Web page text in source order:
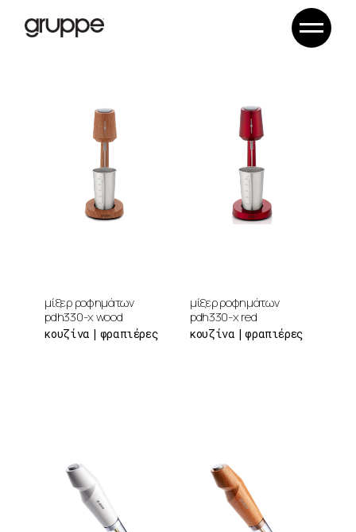
content
μίξερ ροφημάτων
pdh330-x wood
κουζίνα φραπιέρες
μίξερ ροφημάτων
pdh330-x red
κουζίνα φραπιέρες